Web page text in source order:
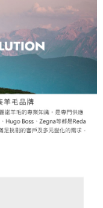
易完成。
您需要取消訂單，請聯絡
有效，需透過AFTEE先享
頁面顯示為準，若有關於
請聯繫「AFTEE先享後付
support/home
先享後付」服務完成之交
交易相關給付款項請求債
人之同意方可使用
失，本公司不負相關責
之用戶狀況，依本公司即
形，本公司將視審查結果